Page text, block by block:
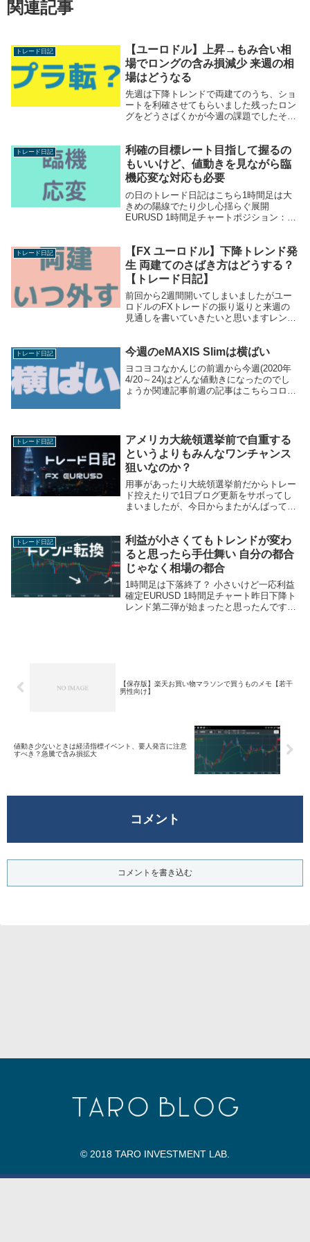
関連記事
トレード日記
【ユーロドル】上昇→もみ合い相
場でロングの含み損減少 来週の相
場はどうなる
先週は下降トレンドで両建てのうち、ショ
ートを利確させてもらいました残ったロン
グをどうさばくかが今週の課題でしたそん
tweetの時点では、まだレンジの可能性も
考えてま...
トレード日記
利確の目標レート目指して握るの
もいいけど、値動きを見ながら臨
機応変な対応も必要
の日のトレード日記はこちら1時間足は大
きめの陽線でたり少し心揺らぐ展開
EURUSD 1時間足チャートポジション：シ
しましたですが、そこから大して下げない
うちにま...
トレード日記
【FX ユーロドル】下降トレンド発
生 両建てのさばき方はどうする？
【トレード日記】
前回から2週間開いてしまいましたがユー
ロドルのFXトレードの振り返りと来週の
見通しを書いていきたいと思いますレンジ
トレンドが1回とまっているので今回も
トレード日記 今週のeMAXIS Slimは横ばい
ヨコヨコなかんじの前週から今週(2020年
4/20～24)はどんな値動きになったのでし
ょうか関連記事前週の記事はこちらコロナ
し...
トレード日記
アメリカ大統領選挙前で自重する
というよりもみんなワンチャンス
狙いなのか？
用事があったり大統領選挙前だからトレー
ド控えたりで1日ブログ更新をサボってし
まいましたが、今日からまたがんばってい
時間足チャート金曜の夜の時点では短期移
動平...
トレード日記
利益が小さくてもトレンドが変わ
ると思ったら手仕舞い 自分の都合
じゃなく相場の都合
1時間足は下落終了？ 小さいけど一応利益
確定EURUSD 1時間足チャート昨日下降ト
レンド第二弾が始まったと思ったんです
【保存版】楽天お買い物マラソンで買うものメモ【若干
男性向け】
値動き少ないときは経済指標イベント、要人発言に注意
すべき？急騰で含み損拡大
コメント
コメントを書き込む
© 2018 TARO INVESTMENT LAB.